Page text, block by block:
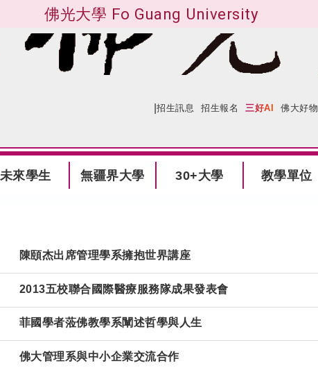
佛光大學 Fo Guang University
|招生訊息 招生報名 三好AI 佛大好物
未來學生 無疆界大學 30+大學 教學單位
陳頤杰出席管理學系擁抱世界講座
2013五校聯合國際醫療服務隊成果發表會
菲國學者蒞佛教學系闡述哲學與人生
佛大管理系與中小企業交流合作